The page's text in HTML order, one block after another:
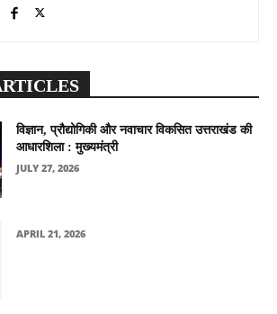
विज्ञान, प्रौद्योगिकी और नवाचार विकसित उत्तराखंड की
आधारशिला : मुख्यमंत्री
JULY 27, 2026
APRIL 21, 2026